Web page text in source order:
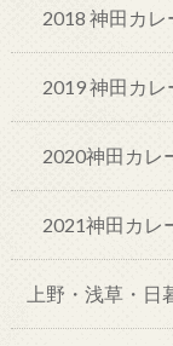
2018 神田カ
2019 神田カ
2020神田カレ
2021神田カレ
上野・浅草・日